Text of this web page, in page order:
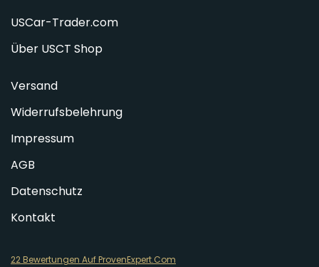
USCar-Trader.com
Über USCT Shop
Versand
Widerrufsbelehrung
Impressum
AGB
Datenschutz
Kontakt
22 Bewertungen Auf ProvenExpert.Com